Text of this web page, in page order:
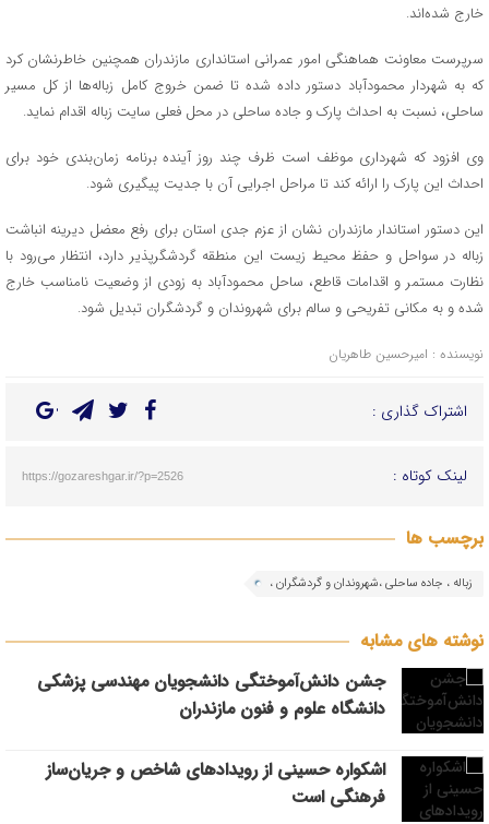
خارج شده‌اند.
سرپرست معاونت هماهنگی امور عمرانی استانداری مازندران همچنین خاطرنشان کرد
که به شهردار محمودآباد دستور داده شده تا ضمن خروج کامل زباله‌ها از کل مسیر
ساحلی، نسبت به احداث پارک و جاده ساحلی در محل فعلی سایت زباله اقدام نماید.
وی افزود که شهرداری موظف است ظرف چند روز آینده برنامه زمان‌بندی خود برای
احداث این پارک را ارائه کند تا مراحل اجرایی آن با جدیت پیگیری شود.
این دستور استاندار مازندران نشان از عزم جدی استان برای رفع معضل دیرینه انباشت
زباله در سواحل و حفظ محیط زیست این منطقه گردشگرپذیر دارد، انتظار می‌رود با
نظارت مستمر و اقدامات قاطع، ساحل محمودآباد به زودی از وضعیت نامناسب خارج
شده و به مکانی تفریحی و سالم برای شهروندان و گردشگران تبدیل شود.
نویسنده : امیرحسین طاهریان
اشتراک گذاری :
لینک کوتاه : https://gozareshgar.ir/?p=2526
برچسب ها
زباله ، جاده ساحلی ،شهروندان و گردشگران ،
نوشته های مشابه
جشن دانش‌آموختگی دانشجویان مهندسی پزشکی
دانشگاه علوم و فنون مازندران
اشکواره حسینی از رویدادهای شاخص و جریان‌ساز
فرهنگی است